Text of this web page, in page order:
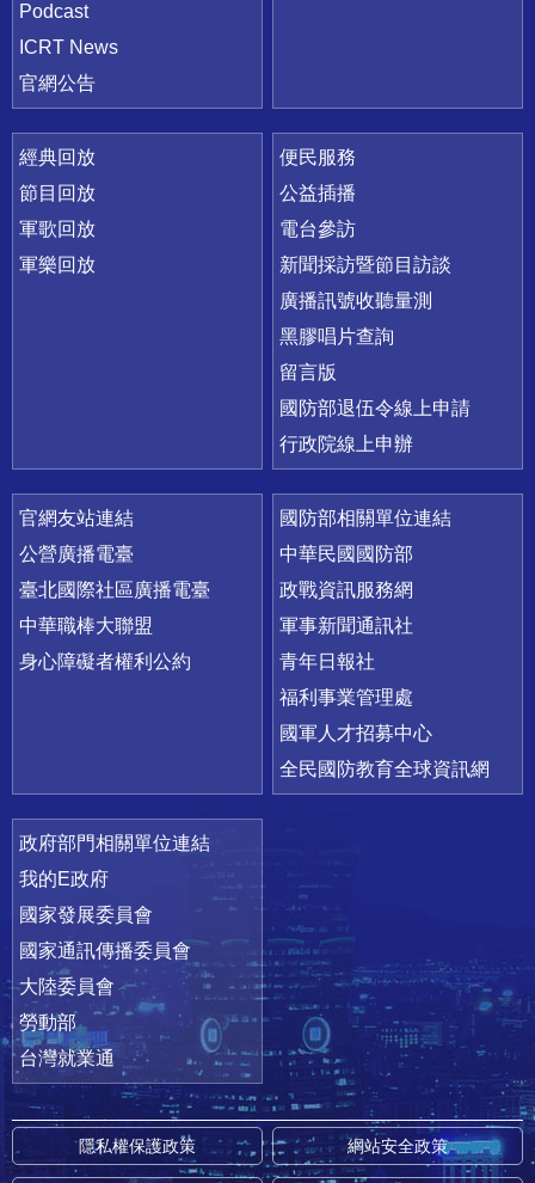
Podcast
ICRT News
官網公告
經典回放
節目回放
軍歌回放
軍樂回放
便民服務
公益插播
電台參訪
新聞採訪暨節目訪談
廣播訊號收聽量測
黑膠唱片查詢
留言版
國防部退伍令線上申請
行政院線上申辦
官網友站連結
公營廣播電臺
臺北國際社區廣播電臺
中華職棒大聯盟
身心障礙者權利公約
國防部相關單位連結
中華民國國防部
政戰資訊服務網
軍事新聞通訊社
青年日報社
福利事業管理處
國軍人才招募中心
全民國防教育全球資訊網
政府部門相關單位連結
我的E政府
國家發展委員會
國家通訊傳播委員會
大陸委員會
勞動部
台灣就業通
隱私權保護政策 網站安全政策